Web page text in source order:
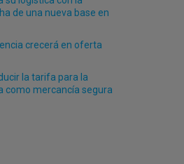
de una nueva base en
crecerá en oferta
la tarifa para la
como mercancía segura